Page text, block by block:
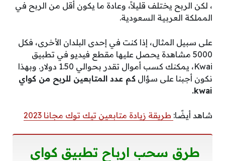
، لكن الربح يختلف قليلاً، وعادة ما يكون أقل من الربح في
المملكة العربية السعودية.
على سبيل المثال، إذا كنت في إحدى البلدان الأخرى، فكل
5000 مشاهدة يحصل عليها مقطع فيديو في تطبيق
Kwai، يمكنك كسب أموال تقدر بحوالي 1.50 دولار. وبهذا
نكون أجبنا على سؤال كم عدد المتابعين للربح من كواي
kwai.
شاهد أيضًا: طريقة زيادة متابعين تيك توك مجانا 2023
طرق سحب ارباح تطبيق كواي